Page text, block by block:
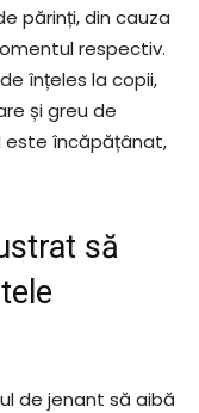
părinți, din cauza
respectiv.
înțeles la copii,
și greu de
este încăpățânat,
să
de jenant să aibă